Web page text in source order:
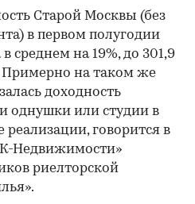
Старой Москвы (без
в первом полугодии
среднем на 19%, до 301,9
Примерно на таком же
доходность
однушки или студии в
реализации, говорится в
Недвижимости»
риелторской